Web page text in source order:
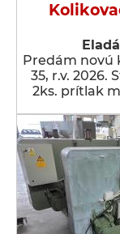
Predám novú
35, r.v. 2026.
2ks. prítlak